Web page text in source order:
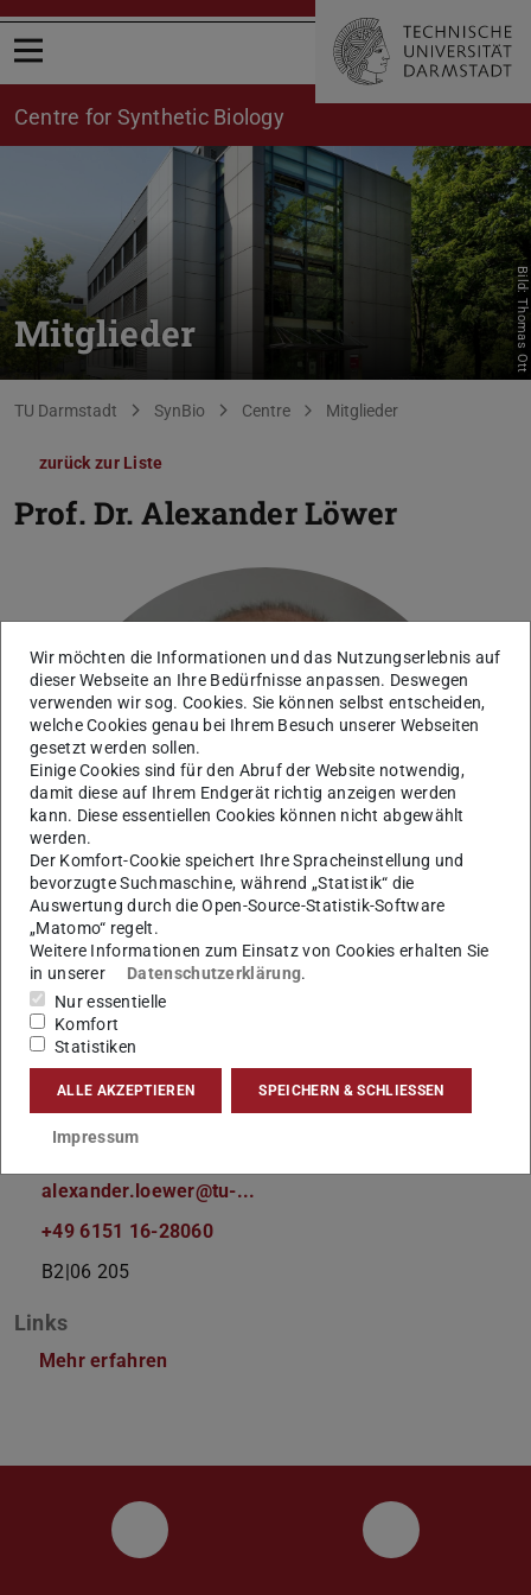
Menü öffnen
Centre for Synthetic Biology
Mitglieder Bild: Thomas Ott
Sie befinden sich hier:
TU Darmstadt SynBio Centre Mitglieder
zurück zur Liste
Prof. Dr. Alexander Löwer
Arbeitsgebiet(e)
Systems biology of the stress response
Kontakt
alexander.loewer@tu-...
+49 6151 16-28060
B2|06 205
Links
Mehr erfahren
Bluesky LinkedIn
Wir möchten die Informationen und das Nutzungserlebnis auf
dieser Webseite an Ihre Bedürfnisse anpassen. Deswegen
verwenden wir sog. Cookies. Sie können selbst entscheiden,
welche Cookies genau bei Ihrem Besuch unserer Webseiten
gesetzt werden sollen.
Einige Cookies sind für den Abruf der Website notwendig,
damit diese auf Ihrem Endgerät richtig anzeigen werden
kann. Diese essentiellen Cookies können nicht abgewählt
werden.
Der Komfort-Cookie speichert Ihre Spracheinstellung und
bevorzugte Suchmaschine, während „Statistik“ die
Auswertung durch die Open-Source-Statistik-Software
„Matomo“ regelt.
Weitere Informationen zum Einsatz von Cookies erhalten Sie
in unserer
Datenschutzerklärung.
Nur essentielle
Komfort
Statistiken
ALLE AKZEPTIEREN SPEICHERN & SCHLIESSEN
Impressum